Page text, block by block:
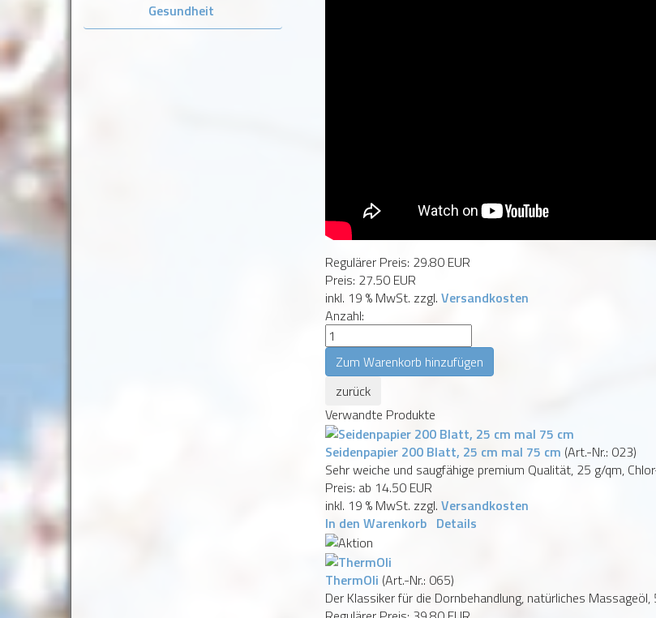
Gesundheit
Regulärer Preis: 29.80 EUR
Preis: 27.50 EUR
inkl. 19 % MwSt. zzgl. Versandkosten
Anzahl:
Verwandte Produkte
Seidenpapier 200 Blatt, 25 cm mal 75 cm (Art.-Nr.: 023)
Sehr weiche und saugfähige premium Qualität, 25 g/qm,
Preis: ab 14.50 EUR
inkl. 19 % MwSt. zzgl. Versandkosten
In den Warenkorb Details
ThermOli (Art.-Nr.: 065)
Der Klassiker für die Dornbehandlung, natürliches Massageöl,